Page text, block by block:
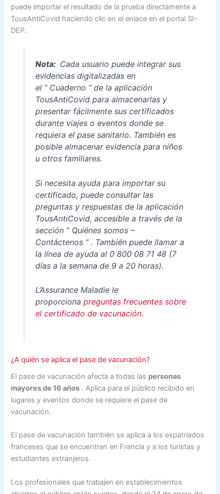
puede importar el resultado de la prueba directamente a
TousAntiCovid haciendo clic en el enlace en el portal SI-
DEP.
Nota: Cada usuario puede integrar sus
evidencias digitalizadas en
el ” Cuaderno “de la aplicación
TousAntiCovid para almacenarlas y
presentar fácilmente sus certificados
durante viajes o eventos donde se
requiera el pase sanitario. También es
posible almacenar evidencia para niños
u otros familiares.
Si necesita ayuda para importar su
certificado, puede consultar las
preguntas y respuestas de la aplicación
TousAntiCovid, accesible a través de la
sección ” Quiénes somos –
Contáctenos“. También puede llamar a
la línea de ayuda al 0 800 08 71 48 (7
días a la semana de 9 a 20 horas).
L’Assurance Maladie le
proporciona preguntas frecuentes sobre
el certificado de vacunación.
¿A quién se aplica el pase de vacunación?
El pase de vacunación afecta a todas las personas
mayores de 16 años . Aplica para el público recibido en
lugares y eventos donde se requiere el pase de
vacunación.
El pase de vacunación también se aplica a los expatriados
franceses que se encuentran en Francia y a los turistas y
estudiantes extranjeros.
Los profesionales que trabajen en establecimientos